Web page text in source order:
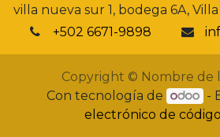
villa nueva sur 1, bodega 6A,
+502 6671-9898
Copyright © Nombre de
Con tecnología de
-
electrónico de